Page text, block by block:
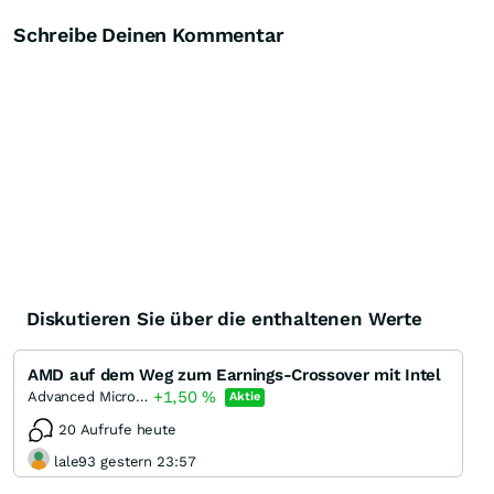
Schreibe Deinen Kommentar
Diskutieren Sie über die enthaltenen Werte
AMD auf dem Weg zum Earnings-Crossover mit Intel
Advanced Micro Devices +1,50% Aktie
20 Aufrufe heute
lale93 gestern 23:57